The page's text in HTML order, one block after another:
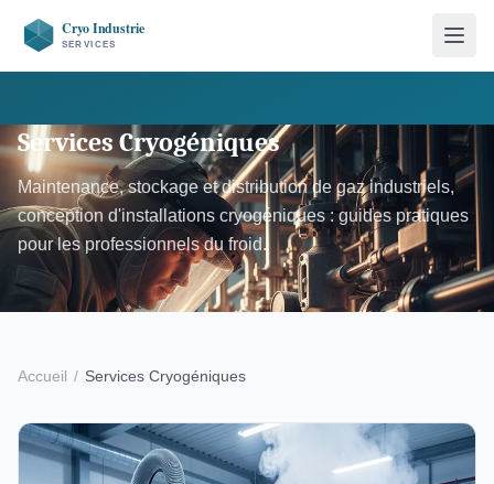
Services Cryogéniques
Maintenance, stockage et distribution de gaz industriels,
conception d'installations cryogéniques : guides pratiques
pour les professionnels du froid.
Accueil / Services Cryogéniques